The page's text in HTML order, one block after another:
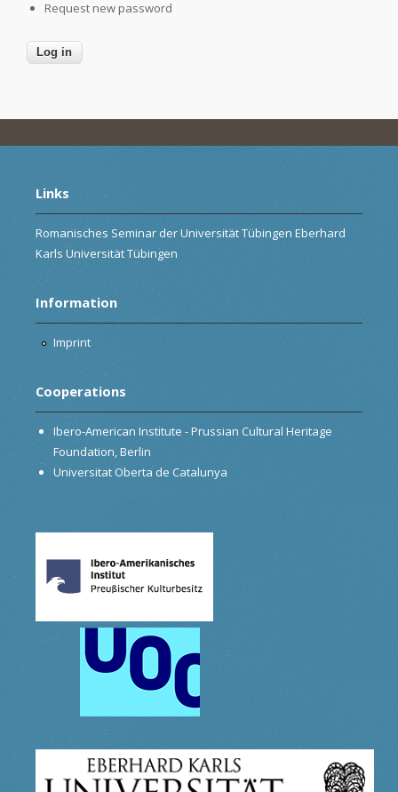
Request new password
Links
Romanisches Seminar der Universität Tübingen Eberhard
Karls Universität Tübingen
Information
Imprint
Cooperations
Ibero-American Institute - Prussian Cultural Heritage
Foundation, Berlin
Universitat Oberta de Catalunya